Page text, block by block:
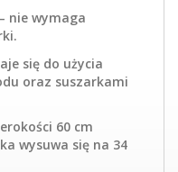
nie wymaga
się do użycia
oraz suszarkami
60 cm
wysuwa się na 34